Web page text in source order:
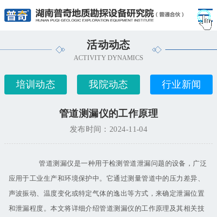
活动动态
ACTIVITY DYNAMICS
培训动态 我院动态 行业新闻
管道测漏仪的工作原理
发布时间：2024-11-04
管道测漏仪是一种用于检测管道泄漏问题的设备，广泛
应用于工业生产和环境保护中。它通过测量管道中的压力差异、
声波振动、温度变化或特定气体的逸出等方式，来确定泄漏位置
和泄漏程度。本文将详细介绍管道测漏仪的工作原理及其相关技